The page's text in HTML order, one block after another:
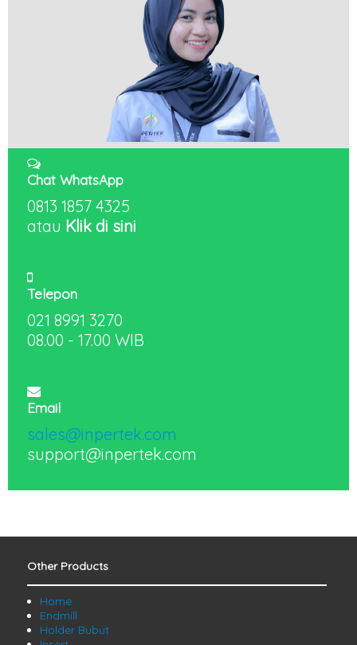
Chat WhatsApp
0813 1857 4325
atau Klik di sini
Telepon
021 8991 3270
08.00 - 17.00 WIB
Email
sales@inpertek.com
support@inpertek.com
Other Products
Home
Endmill
Holder Bubut